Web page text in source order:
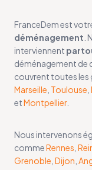
FranceDem est
déménagement .
interviennent
déménagement de
couvrent toutes les
Marseille Toulouse
etMontpellier.
Nous intervenons
commeRennes
Grenoble Dijon